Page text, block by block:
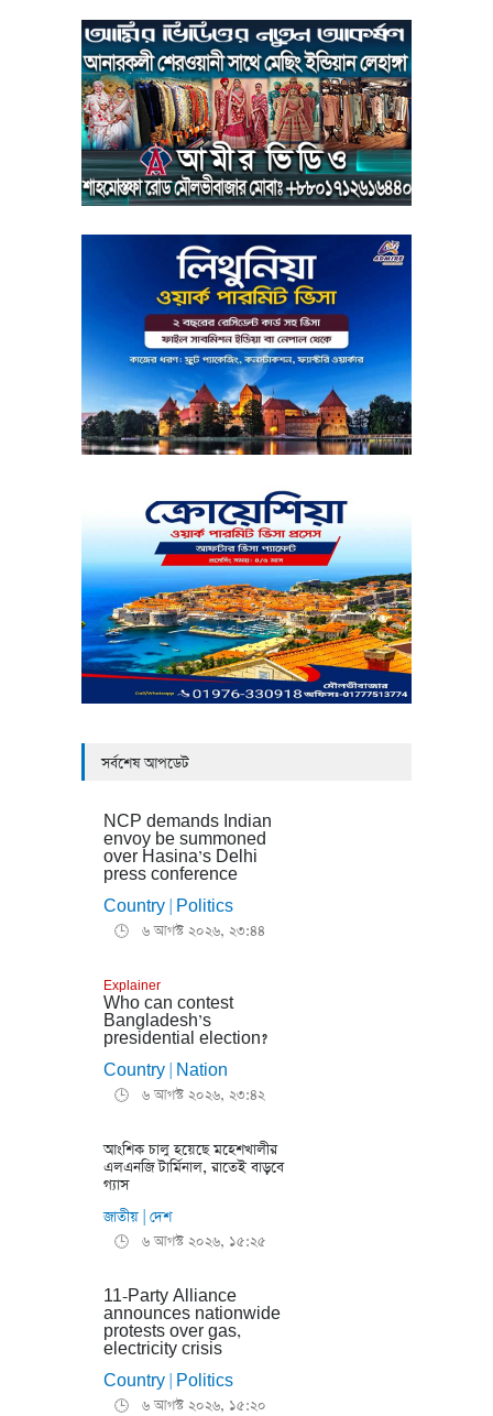
সর্বশেষ আপডেট
NCP demands Indian
envoy be summoned
over Hasina’s Delhi
press conference
Country
Politics
🕒 ৬ আগস্ট ২০২৬, ২৩:৪৪
Explainer
Who can contest
Bangladesh’s
presidential election?
Country
Nation
🕒 ৬ আগস্ট ২০২৬, ২৩:৪২
আংশিক চালু হয়েছে মহেশখালীর
এলএনজি টার্মিনাল, রাতেই বাড়বে
গ্যাস
জাতীয় দেশ
🕒 ৬ আগস্ট ২০২৬, ১৫:২৫
11-Party Alliance
announces nationwide
protests over gas,
electricity crisis
Country
Politics
🕒 ৬ আগস্ট ২০২৬, ১৫:২০